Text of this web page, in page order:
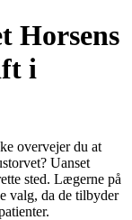
Horsens
i
overvejer du at
Uanset
sted. Lægerne på
valg, da de tilbyder